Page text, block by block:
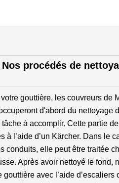
procédés de
gouttière, les couvreurs de
d'abord du nettoyage
à accomplir. Cette partie
à l’aide d’un Kärcher. Dans le
conduits, elle peut être traitée
Après avoir nettoyé le fond,
avec l’aide d’escaliers